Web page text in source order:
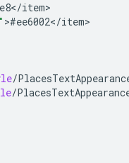
</item
>#ee6002</item
/
/